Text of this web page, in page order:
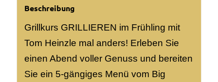
Beschreibung
Grillkurs GRILLIEREN im Frühling mit
Tom Heinzle mal anders! Erleben Sie
einen Abend voller Genuss und bereiten
Sie ein 5-gängiges Menü vom Big